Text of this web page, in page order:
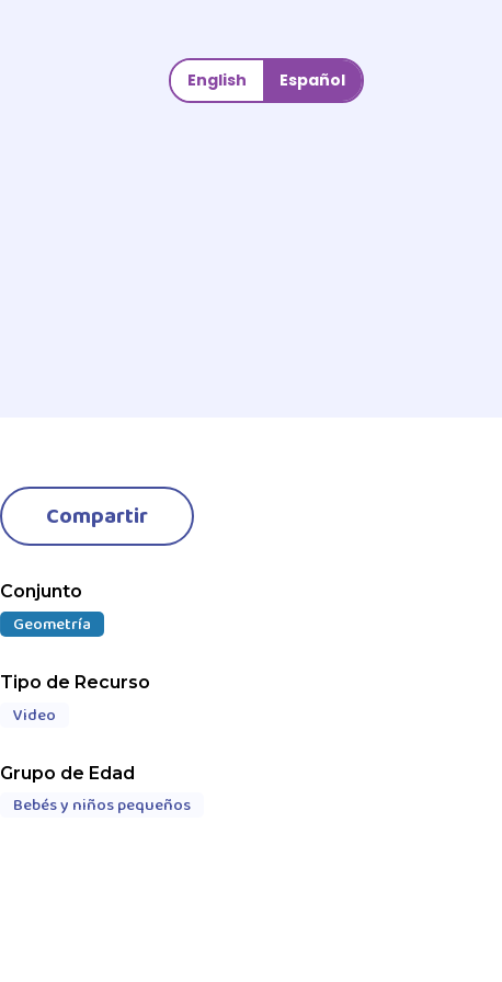
English Español
Compartir
Conjunto
Geometría
Tipo de Recurso
Video
Grupo de Edad
Bebés y niños pequeños